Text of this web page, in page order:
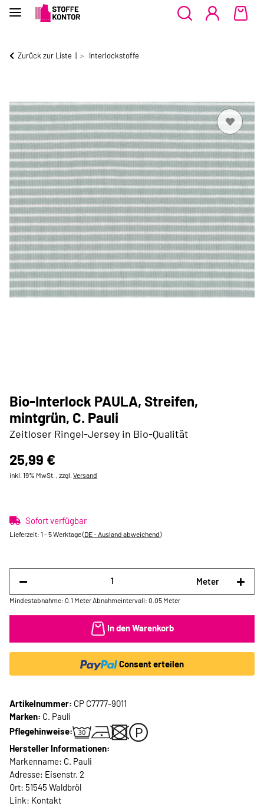
Zurück zur Liste Interlockstoffe
Bio-Interlock PAULA, Streifen,
mintgrün, C. Pauli
Zeitloser Ringel-Jersey in Bio-Qualität
25,99 €
inkl. 19% MwSt. , zzgl. Versand
Sofort verfügbar
Lieferzeit: 1 - 5 Werktage(DE - Ausland abweichend)
Meter
Mindestabnahme: 0.1 Meter Abnahmeintervall: 0.05 Meter
In den Warenkorb
Consent erteilen
Artikelnummer: CP C7777-9011
Marken: C. Pauli
Pflegehinweise:
Hersteller Informationen:
Markenname: C. Pauli
Adresse: Eisenstr. 2
Ort: 51545 Waldbröl
Link: Kontakt